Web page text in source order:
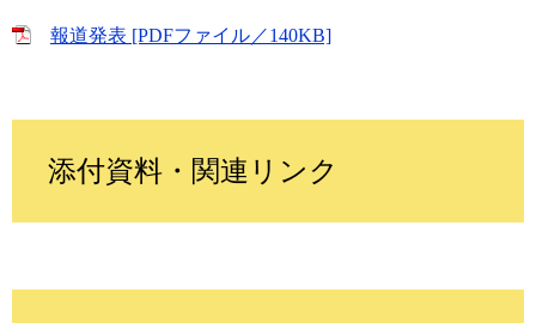
報道発表 [PDFファイル／140KB]
添付資料・関連リンク